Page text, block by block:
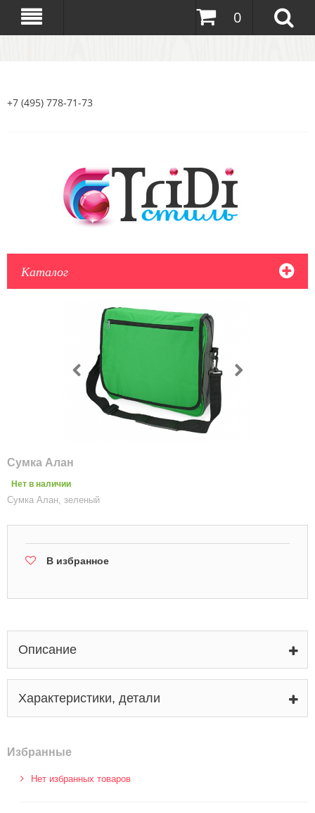
0
+7 (495) 778-71-73
Каталог
Сумка Алан
Нет в наличии
Сумка Алан, зеленый
В избранное
Описание
Характеристики, детали
Избранные
Нет избранных товаров